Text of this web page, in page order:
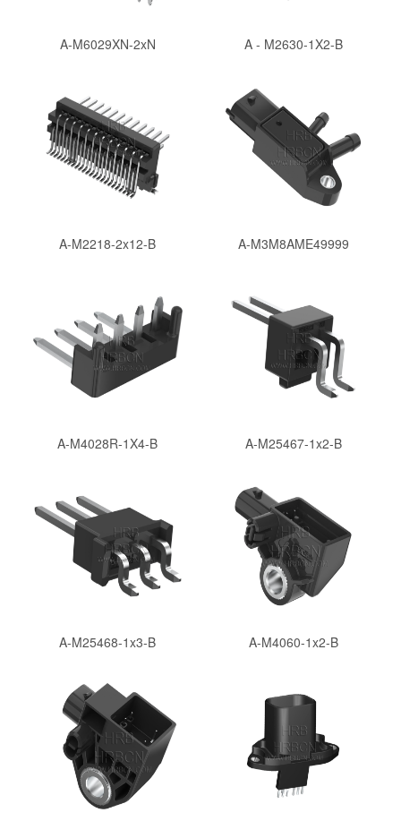
A-M6029XN-2xN A - M2630-1X2-B
A-M2218-2x12-B A-M3M8AME49999
A-M4028R-1X4-B A-M25467-1x2-B
A-M25468-1x3-B A-M4060-1x2-B